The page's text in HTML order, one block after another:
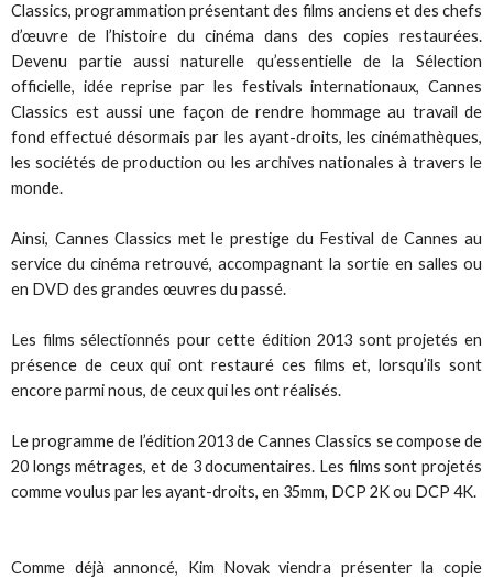
Classics, programmation présentant des films anciens et des chefs
d’œuvre de l’histoire du cinéma dans des copies restaurées.
Devenu partie aussi naturelle qu’essentielle de la Sélection
officielle, idée reprise par les festivals internationaux, Cannes
Classics est aussi une façon de rendre hommage au travail de
fond effectué désormais par les ayant-droits, les cinémathèques,
les sociétés de production ou les archives nationales à travers le
monde.
Ainsi, Cannes Classics met le prestige du Festival de Cannes au
service du cinéma retrouvé, accompagnant la sortie en salles ou
en DVD des grandes œuvres du passé.
Les films sélectionnés pour cette édition 2013 sont projetés en
présence de ceux qui ont restauré ces films et, lorsqu’ils sont
encore parmi nous, de ceux qui les ont réalisés.
Le programme de l’édition 2013 de Cannes Classics se compose de
20 longs métrages, et de 3 documentaires. Les films sont projetés
comme voulus par les ayant-droits, en 35mm, DCP 2K ou DCP 4K.
Comme déjà annoncé, Kim Novak viendra présenter la copie